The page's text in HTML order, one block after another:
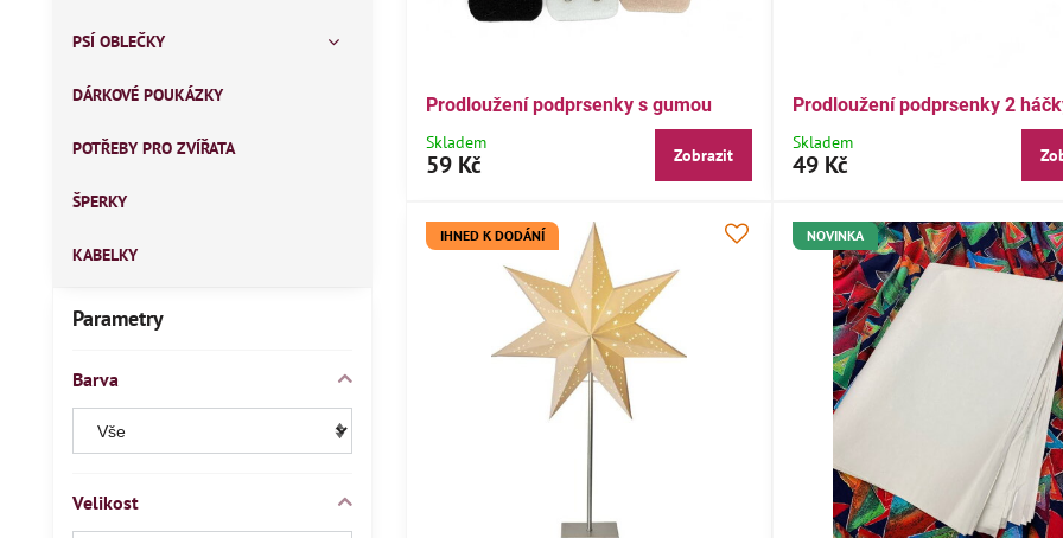
Prodloužení podprsenky s gumou
Skladem
59 Kč Zobrazit
Prodloužení podprsenky 2
Skladem
49 Kč
IHNED K DODÁNÍ NOVINKA
Parametry
Barva
Velikost
PSÍ OBLEČKY
DÁRKOVÉ POUKÁZKY
POTŘEBY PRO ZVÍŘATA
ŠPERKY
KABELKY